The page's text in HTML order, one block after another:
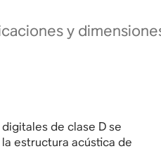
y
de clase D se
estructura acústica de